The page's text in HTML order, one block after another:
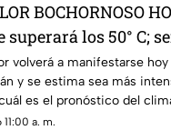
BOCHORNOSO
superará los 50° C;
que ayer
volverá a manifestarse hoy
y se estima sea más
es el pronóstico del
a. m.